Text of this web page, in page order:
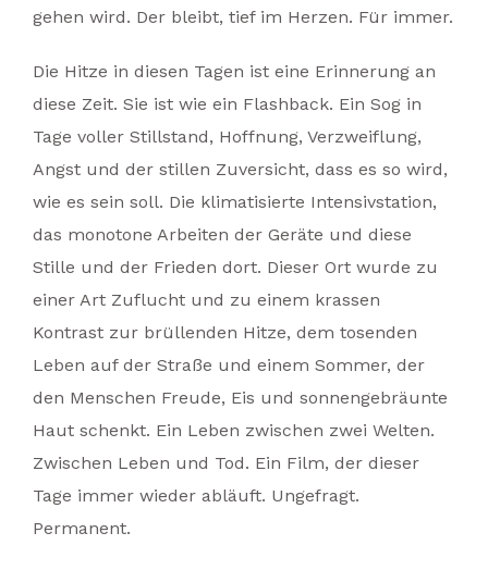
gehen wird. Der bleibt, tief im Herzen. Für immer.
Die Hitze in diesen Tagen ist eine Erinnerung an
diese Zeit. Sie ist wie ein Flashback. Ein Sog in
Tage voller Stillstand, Hoffnung, Verzweiflung,
Angst und der stillen Zuversicht, dass es so wird,
wie es sein soll. Die klimatisierte Intensivstation,
das monotone Arbeiten der Geräte und diese
Stille und der Frieden dort. Dieser Ort wurde zu
einer Art Zuflucht und zu einem krassen
Kontrast zur brüllenden Hitze, dem tosenden
Leben auf der Straße und einem Sommer, der
den Menschen Freude, Eis und sonnengebräunte
Haut schenkt. Ein Leben zwischen zwei Welten.
Zwischen Leben und Tod. Ein Film, der dieser
Tage immer wieder abläuft. Ungefragt.
Permanent.